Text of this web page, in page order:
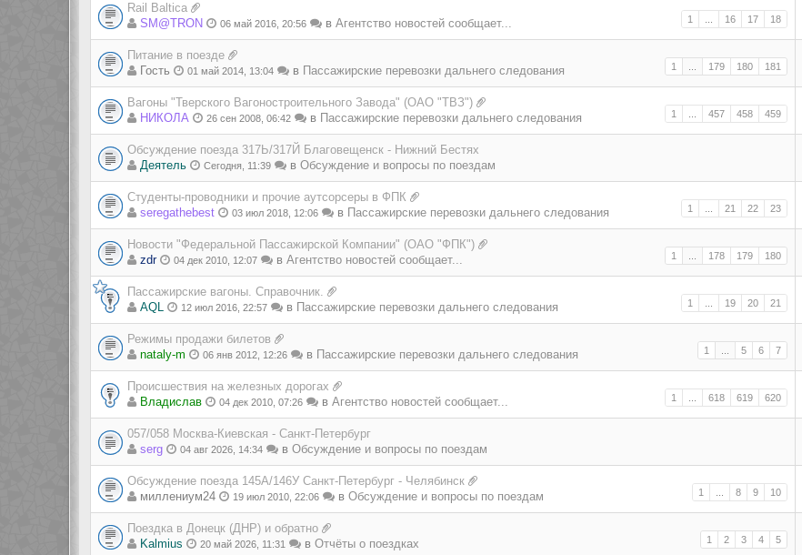
Rail Baltica
1 16 17 18
SM@TRON 06 май 2016, 20:56 в Агентство новостей сообщает...
Питание в поезде
1 179 180 181
Гость 01 май 2014, 13:04 в Пассажирские перевозки дальнего следования
Вагоны "Тверского Вагоностроительного Завода" (ОАО "ТВЗ")
1 457 458 459
НИКОЛА 26 сен 2008, 06:42 в Пассажирские перевозки дальнего следования
Обсуждение поезда 317Ь/317Й Благовещенск - Нижний Бестях
Деятель
Сегодня, 11:39 в Обсуждение и вопросы по поездам
Студенты-проводники и прочие аутсорсеры в ФПК
1 21 22 23
seregathebest 03 июл 2018, 12:06 в Пассажирские перевозки дальнего следования
Новости "Федеральной Пассажирской Компании" (ОАО "ФПК")
1 178 179 180
zdr 04 дек 2010, 12:07 в Агентство новостей сообщает...
Пассажирские вагоны. Справочник.
1 19 20 21
AQL 12 июл 2016, 22:57 в Пассажирские перевозки дальнего следования
Режимы продажи билетов
1 5 6 7
nataly-m 06 янв 2012, 12:26 в Пассажирские перевозки дальнего следования
Происшествия на железных дорогах
1 618 619 620
Владиcлав 04 дек 2010, 07:26 в Агентство новостей сообщает...
057/058 Москва-Киевская - Санкт-Петербург
serg
04 авг 2026, 14:34 в Обсуждение и вопросы по поездам
Обсуждение поезда 145А/146У Санкт-Петербург - Челябинск
1 8 9 10
миллениум24 19 июл 2010, 22:06 в Обсуждение и вопросы по поездам
Поездка в Донецк (ДНР) и обратно
1 2 3 4 5
Kalmius 20 май 2026, 11:31 в Отчёты о поездках